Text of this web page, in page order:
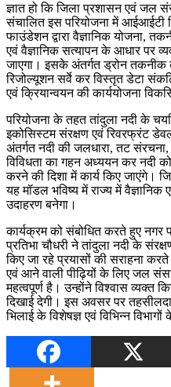
ज्ञात हो कि जिला प्रशासन एवं जल
संचालित इस परियोजना में आईआईटी
फाउंडेशन द्वारा वैज्ञानिक योजना,
एवं वैज्ञानिक सत्यापन के आधार पर
जाएगा। इसके अंतर्गत ड्रोन तकनीक
रिजोल्यूशन सर्वे कर विस्तृत डेटा
एवं क्रियान्वयन की कार्ययोजना
परियोजना के तहत तांदुला नदी के
इकोसिस्टम संरक्षण एवं रिवरफ्रंट
अंतर्गत नदी की जलधारा, तट संरचना,
विविधता का गहन अध्ययन कर नदी
करने की दिशा में कार्य किए जाएंगे।
यह मॉडल भविष्य में राज्य में
उदाहरण बनेगा।
कार्यक्रम को संबोधित करते हुए नगर
प्रतिभा चौधरी ने तांदुला नदी के
किए जा रहे प्रयासों की सराहना
एवं आने वाली पीढ़ियों के लिए जल
महत्वपूर्ण है। उन्होंने विश्वास व्यक्त
दिखाई देगी। इस अवसर पर
भिलाई के विशेषज्ञ एवं विभिन्न